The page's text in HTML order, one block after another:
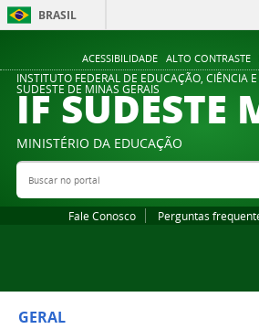
ACESSIBILIDADE ALTO CONTRASTE
BRASIL
INSTITUTO FEDERAL DE EDUCAÇÃO, CIÊNCIA
SUDESTE DE MINAS GERAIS
IF SUDESTE
MINISTÉRIO DA EDUCAÇÃO
Buscar no portal
Fale Conosco Perguntas
GERAL